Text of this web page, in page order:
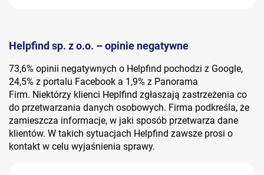
Helpfind sp. z o.o. – opinie negatywne
73,6% opinii negatywnych o Helpfind pochodzi z Google,
24,5% z portalu Facebook a 1,9% z Panorama
Firm. Niektórzy klienci Heplfind zgłaszają zastrzeżenia co
do przetwarzania danych osobowych. Firma podkreśla, że
zamieszcza informacje, w jaki sposób przetwarza dane
klientów. W takich sytuacjach Helpfind zawsze prosi o
kontakt w celu wyjaśnienia sprawy.